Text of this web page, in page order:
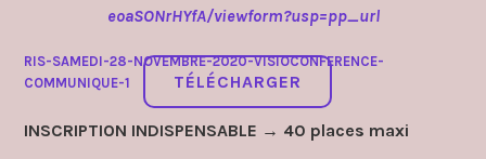
eoaSONrHYfA/viewform?usp=pp_url
RIS-SAMEDI-28-NOVEMBRE-2020-VISIOCONFERENCE-
COMMUNIQUE-1
TÉLÉCHARGER
INSCRIPTION INDISPENSABLE → 40 places maxi